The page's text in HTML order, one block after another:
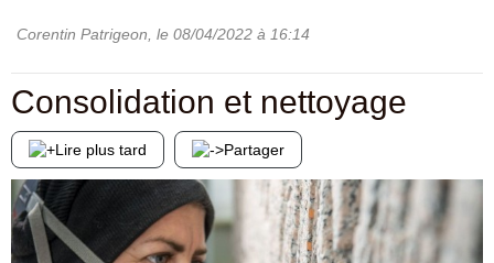
Corentin Patrigeon , le 08/04/2022 à 16:14
Consolidation et nettoyage
Lire plus tard Partager